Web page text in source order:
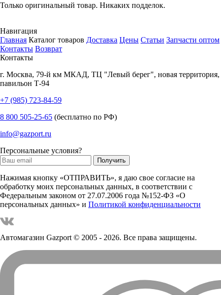
Только оригинальный товар. Никаких подделок.
Навигация
Главная Каталог товаров Доставка Цены Статьи Запчасти оптом
Контакты Возврат
Контакты
г. Москва, 79-й км МКАД, ТЦ "Левый берег", новая территория,
павильон Т-94
+7 (985) 723-84-59
8 800 505-25-65 (бесплатно по РФ)
info@gazport.ru
Персональные условия?
Нажимая кнопку «ОТПРАВИТЬ», я даю свое согласие на
обработку моих персональных данных, в соответствии с
Федеральным законом от 27.07.2006 года №152-ФЗ «О
персональных данных» и Политикой конфиденциальности
Автомагазин Gazport© 2005 - 2026. Все права защищены.